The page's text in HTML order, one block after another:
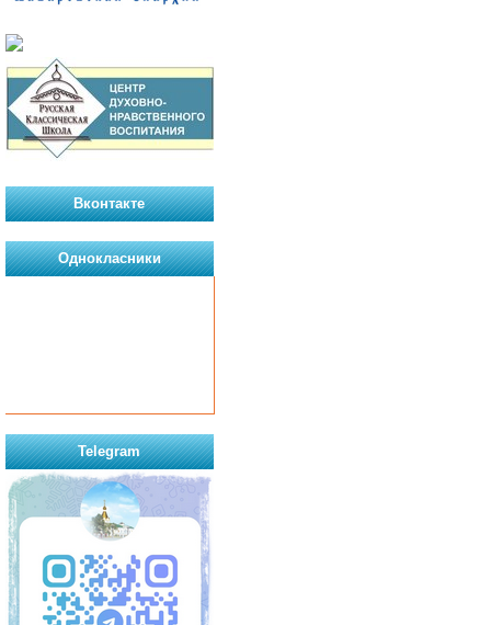
Вконтакте
Однокласники
Telegram